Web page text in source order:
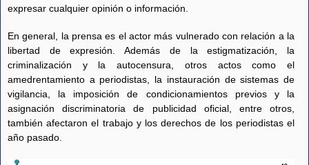
expresar cualquier opinión o información.
En general, la prensa es el actor más vulnerado con relación a la
libertad de expresión. Además de la estigmatización, la
criminalización y la autocensura, otros actos como el
amedrentamiento a periodistas, la instauración de sistemas de
vigilancia, la imposición de condicionamientos previos y la
asignación discriminatoria de publicidad oficial, entre otros,
también afectaron el trabajo y los derechos de los periodistas el
año pasado.